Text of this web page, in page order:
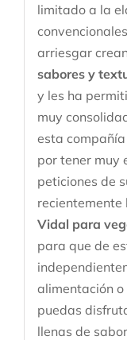
limitado a la
arriesgar
sabores y
y les ha
muy
esta
por tener muy
peticiones de
recientemente
Vidal para
para que de
alimentación
puedas
llenas de